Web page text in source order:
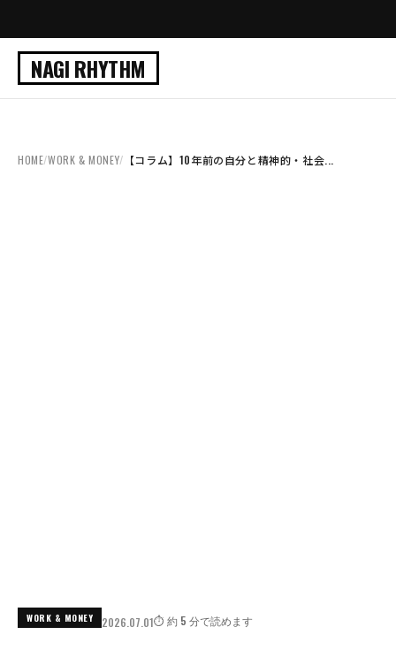
NAGI RHYTHM
HOME/WORK & MONEY/ 【コラム】10年前の自分と精神的・社会...
WORK & MONEY 2026.07.01⏱️ 約 5 分で読めます